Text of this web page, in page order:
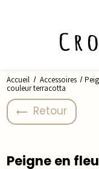
Accueil Accessoires
couleur terracotta
Retour
Peigne en